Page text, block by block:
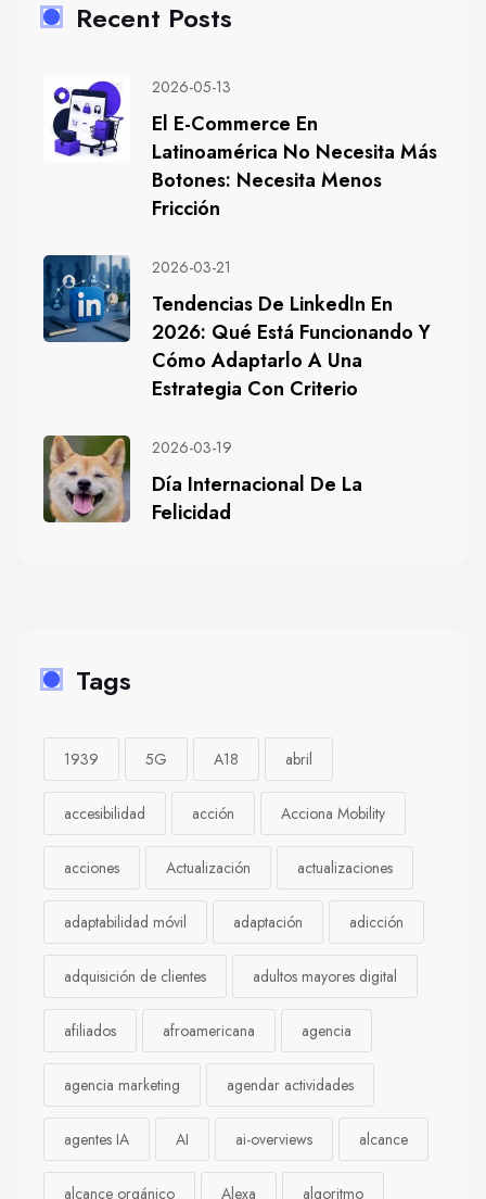
Recent Posts
2026-05-13
El E-Commerce En
Latinoamérica No Necesita Más
Botones: Necesita Menos
Fricción
2026-03-21
Tendencias De LinkedIn En
2026: Qué Está Funcionando Y
Cómo Adaptarlo A Una
Estrategia Con Criterio
2026-03-19
Día Internacional De La
Felicidad
Tags
1939 5G A18 abril
accesibilidad acción Acciona Mobility
acciones Actualización actualizaciones
adaptabilidad móvil adaptación adicción
adquisición de clientes adultos mayores digital
afiliados afroamericana agencia
agencia marketing agendar actividades
agentes IA AI ai-overviews alcance
alcance orgánico Alexa algoritmo